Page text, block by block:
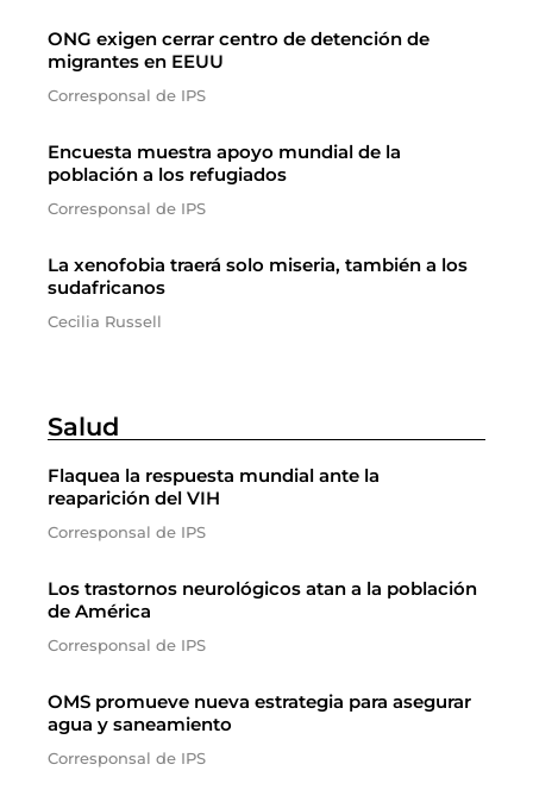
ONG exigen cerrar centro de detención de
migrantes en EEUU
Corresponsal de IPS
Encuesta muestra apoyo mundial de la
población a los refugiados
Corresponsal de IPS
La xenofobia traerá solo miseria, también a los
sudafricanos
Cecilia Russell
Salud
Flaquea la respuesta mundial ante la
reaparición del VIH
Corresponsal de IPS
Los trastornos neurológicos atan a la población
de América
Corresponsal de IPS
OMS promueve nueva estrategia para asegurar
agua y saneamiento
Corresponsal de IPS